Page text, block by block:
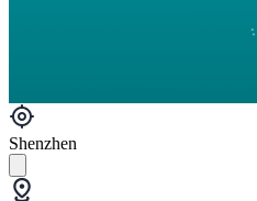
Shenzhen